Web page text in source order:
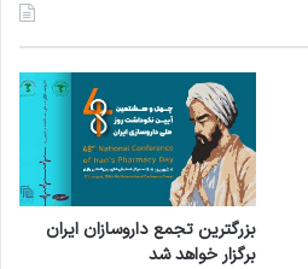
بزرگترین تجمع داروسازان ایران
برگزار خواهد شد